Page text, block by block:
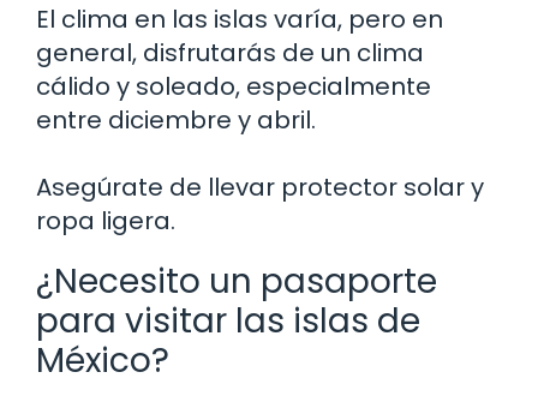
El clima en las islas varía, pero en
general, disfrutarás de un clima
cálido y soleado, especialmente
entre diciembre y abril.
Asegúrate de llevar protector solar y
ropa ligera.
¿Necesito un pasaporte
para visitar las islas de
México?